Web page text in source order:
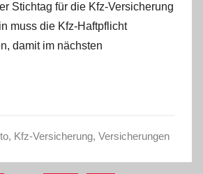
n
C
W
Stichtag für die Kfz-Versicherung
muss die Kfz-Haftpflicht
damit im nächsten
, Kfz-Versicherung, Versicherungen